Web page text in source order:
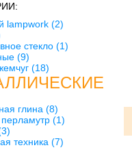
lampwork (2)
стекло (1)
(9)
(18)
глина (8)
(1)
техника (7)